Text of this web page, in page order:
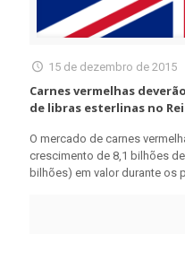
15 de dezembro de 2015
Carnes vermelhas
de libras esterlinas no
O mercado de carnes
crescimento de 8,1 bilhões
bilhões) em valor durante os